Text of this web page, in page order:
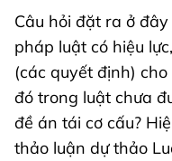
Câu hỏi đặt ra ở
pháp luật có hiệu
(các quyết định)
đó trong luật chưa
đề án tái cơ cấu?
thảo luận dự thảo